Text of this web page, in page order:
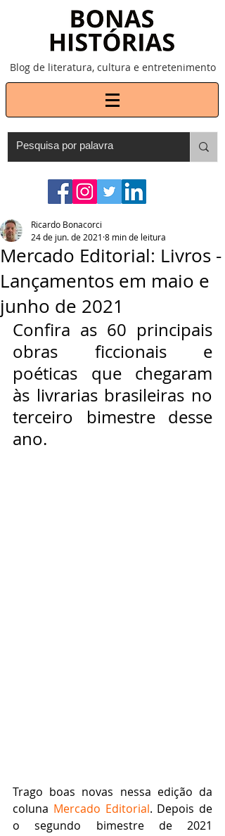
Blog de literatura, cultura e entretenimento
Mercado Editorial: Livros -
Lançamentos em maio e
junho de 2021
Ricardo Bonacorci
24 de jun. de 2021 8 min de leitura
Confira as 60 principais
obras ficcionais e
poéticas que chegaram
às livrarias brasileiras no
terceiro bimestre desse
ano.
Trago boas novas nessa edição da
coluna Mercado Editorial. Depois de
o segundo bimestre de 2021